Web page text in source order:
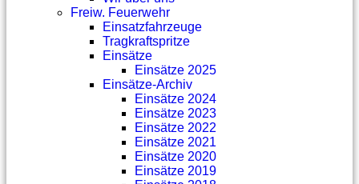
Freiw. Feuerwehr
Einsatzfahrzeuge
Tragkraftspritze
Einsätze
Einsätze 2025
Einsätze-Archiv
Einsätze 2024
Einsätze 2023
Einsätze 2022
Einsätze 2021
Einsätze 2020
Einsätze 2019